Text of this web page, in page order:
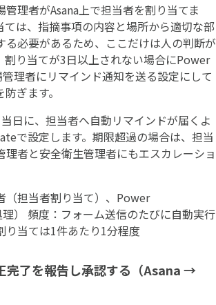
理者がAsana上で担当者を割り当てま
ては、指摘事項の内容と場所から適切な部
る必要があるため、ここだけは人の判断が
割り当てが3日以上されない場合にPower
理者にリマインド通知を送る設定にして
ぎます。
日に、担当者へ自動リマインドが届くよ
で設定します。期限超過の場合は、担当
理者と安全衛生管理者にもエスカレーショ
（担当者割り当て）、Power
） 頻度：フォーム送信のたびに自動実行
り当ては1件あたり1分程度
完了を報告し承認する（Asana →